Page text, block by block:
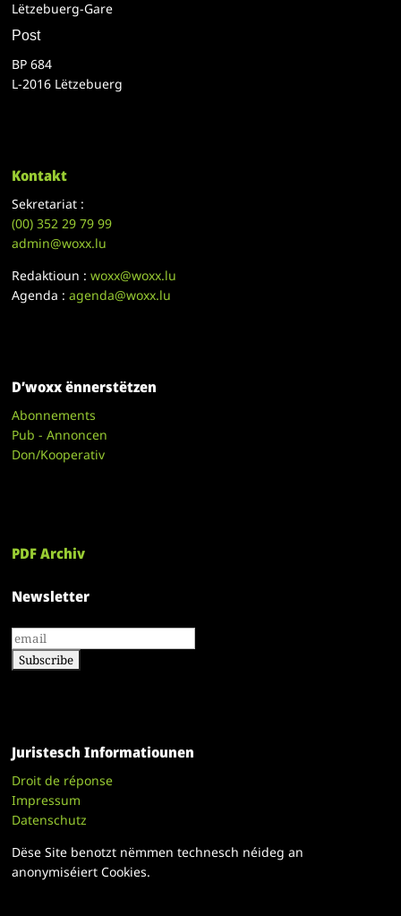
Lëtzebuerg-Gare
Post
BP 684
L-2016 Lëtzebuerg
Kontakt
Sekretariat :
(00)352 29 79 99
admin@woxx.lu
Redaktioun :woxx@woxx.lu
Agenda :agenda@woxx.lu
D’woxx ënnerstëtzen
Abonnements
Pub - Annoncen
Don/Kooperativ
PDF Archiv
Newsletter
Juristesch Informatiounen
Droit de réponse
Impressum
Datenschutz
Dëse Site benotzt nëmmen technesch néideg an
anonymiséiert Cookies.